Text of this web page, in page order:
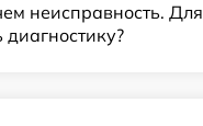
неисправность. Для
диагностику?